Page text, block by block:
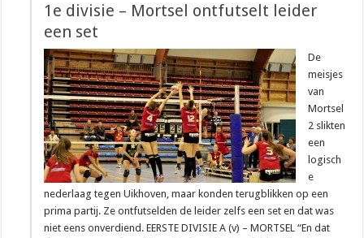
1e divisie – Mortsel ontfutselt leider
een set
De
meisjes
van
Mortsel
2 slikten
een
logisch
e
nederlaag tegen Uikhoven, maar konden terugblikken op een
prima partij. Ze ontfutselden de leider zelfs een set en dat was
niet eens onverdiend. EERSTE DIVISIE A (v) – MORTSEL “En dat